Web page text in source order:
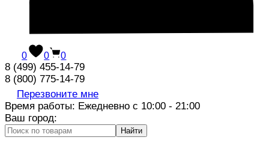
0 0 0
8 (499) 455-14-79
8 (800) 775-14-79
Перезвоните мне
Время работы: Ежедневно с 10:00 - 21:00
Ваш город:
Найти